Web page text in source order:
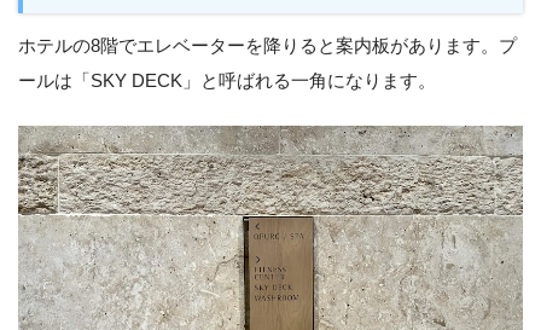
ホテルの8階でエレベーターを降りると案内板があります。プ
ールは「SKY DECK」と呼ばれる一角になります。